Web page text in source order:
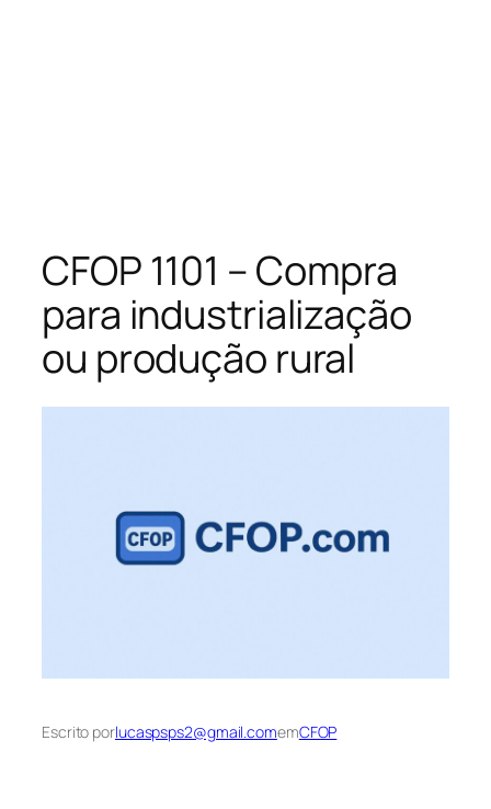
CFOP 1101 – Compra
para industrialização
ou produção rural
Escrito porlucaspsps2@gmail.comemCFOP